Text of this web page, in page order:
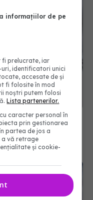
John
informațiilor de pe
fi prelucrate, iar
identificatori unici
accesate de și
fi folosite în mod
noștri putem folosi
Lista partenerilor.
caracter personal în
prin gestionarea
partea de jos a
a vă retrage
și cookie-